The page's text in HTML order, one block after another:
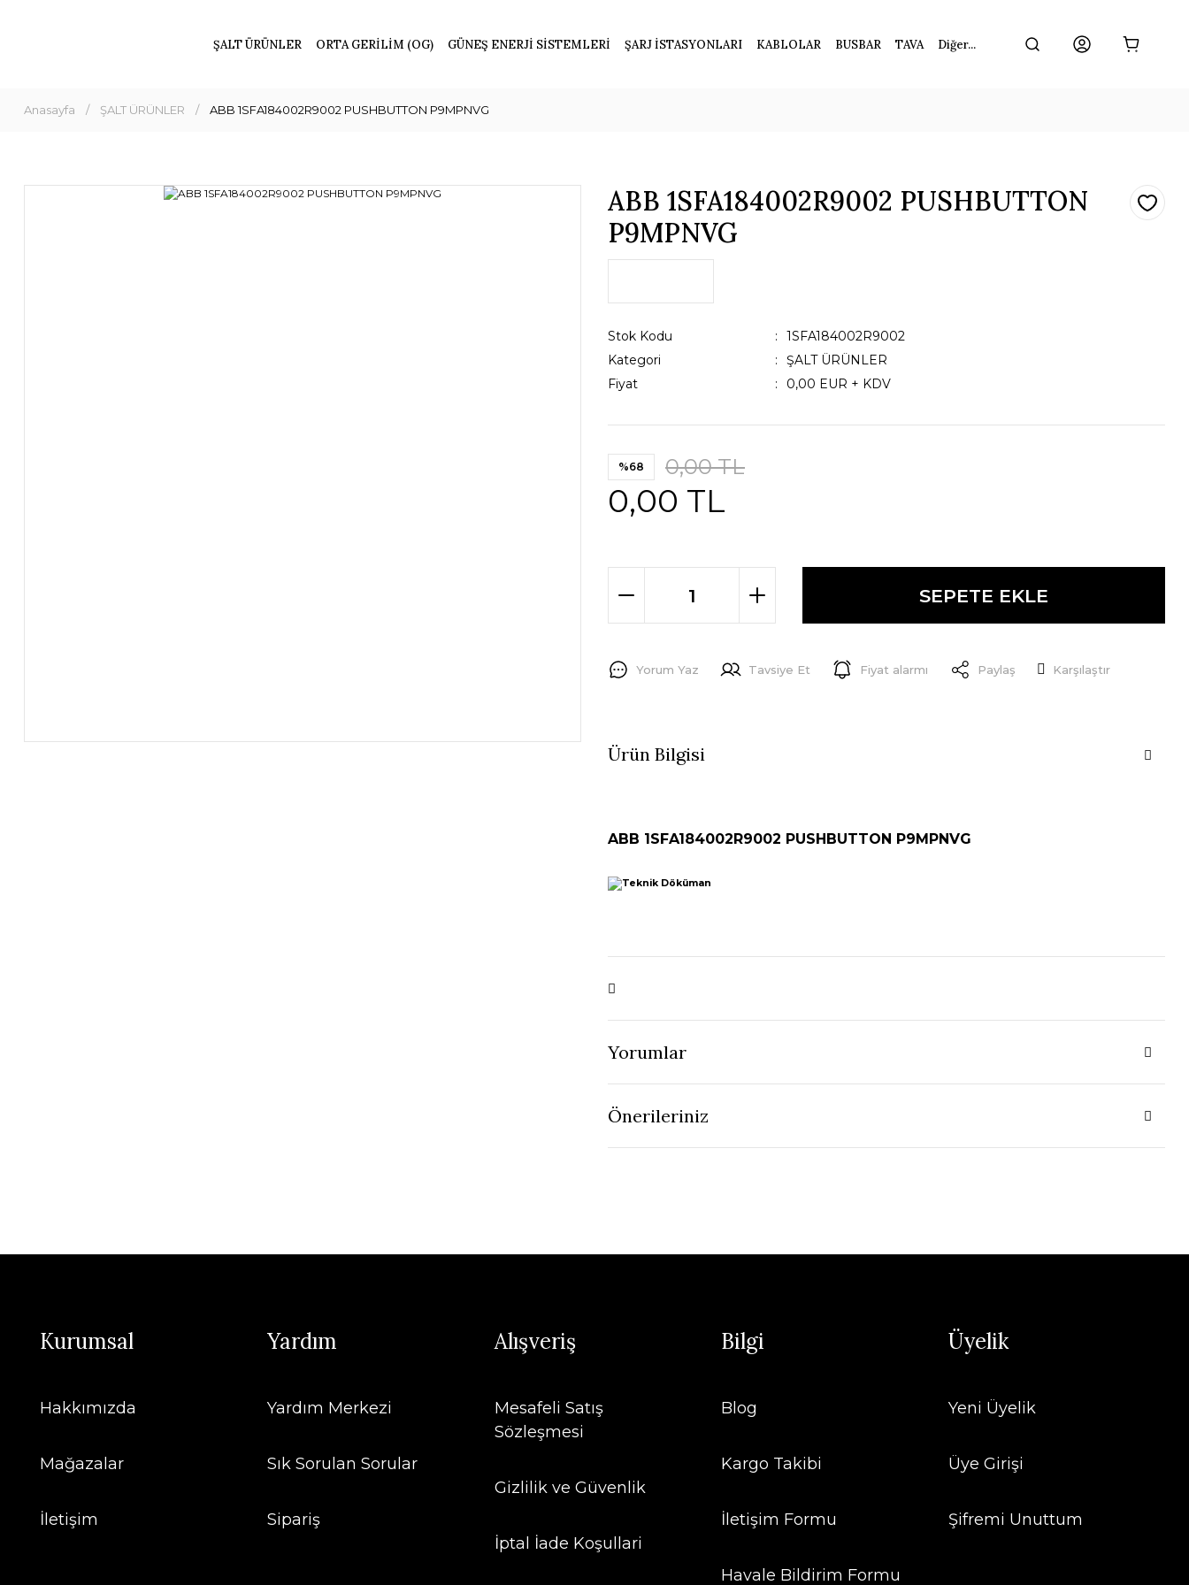
ŞALT ÜRÜNLER ORTA GERİLİM (OG) GÜNEŞ ENERJİ SİSTEMLERİ ŞARJ İSTASYONLARI KABLOLAR BUSBAR TAVA Diğer...
Anasayfa ŞALT ÜRÜNLER ABB 1SFA184002R9002 PUSHBUTTON P9MPNVG
ABB 1SFA184002R9002 PUSHBUTTON
P9MPNVG
Stok Kodu
1SFA184002R9002
Kategori
ŞALT ÜRÜNLER
Fiyat
0,00 EUR + KDV
%68 0,00 TL
0,00 TL
SEPETE EKLE
Yorum Yaz Tavsiye Et Fiyat alarmı Paylaş Karşılaştır
Ürün Bilgisi
ABB 1SFA184002R9002 PUSHBUTTON P9MPNVG
Yorumlar
Önerileriniz
Kurumsal
Hakkımızda
Mağazalar
İletişim
Yardım
Yardım Merkezi
Sık Sorulan Sorular
Sipariş
Alışveriş
Mesafeli Satış
Sözleşmesi
Gizlilik ve Güvenlik
İptal İade Koşullari
Bilgi
Blog
Kargo Takibi
İletişim Formu
Havale Bildirim Formu
Üyelik
Yeni Üyelik
Üye Girişi
Şifremi Unuttum